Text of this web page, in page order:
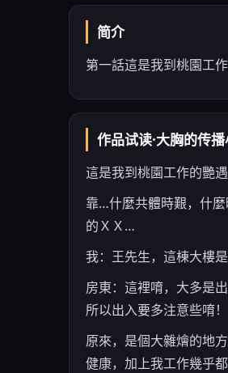
简介
第一話這是我到桃園工
作品试读·大胸的传
這是我到桃園工作的艷
靠…什麼共體時艱，什
的ＸＸ…
我：王先生，這棟大樓
房東：這裡唷，大多是
所以出入要多注意些唷！
原來，是個大雜燴的地
健康，加上我工作幾乎